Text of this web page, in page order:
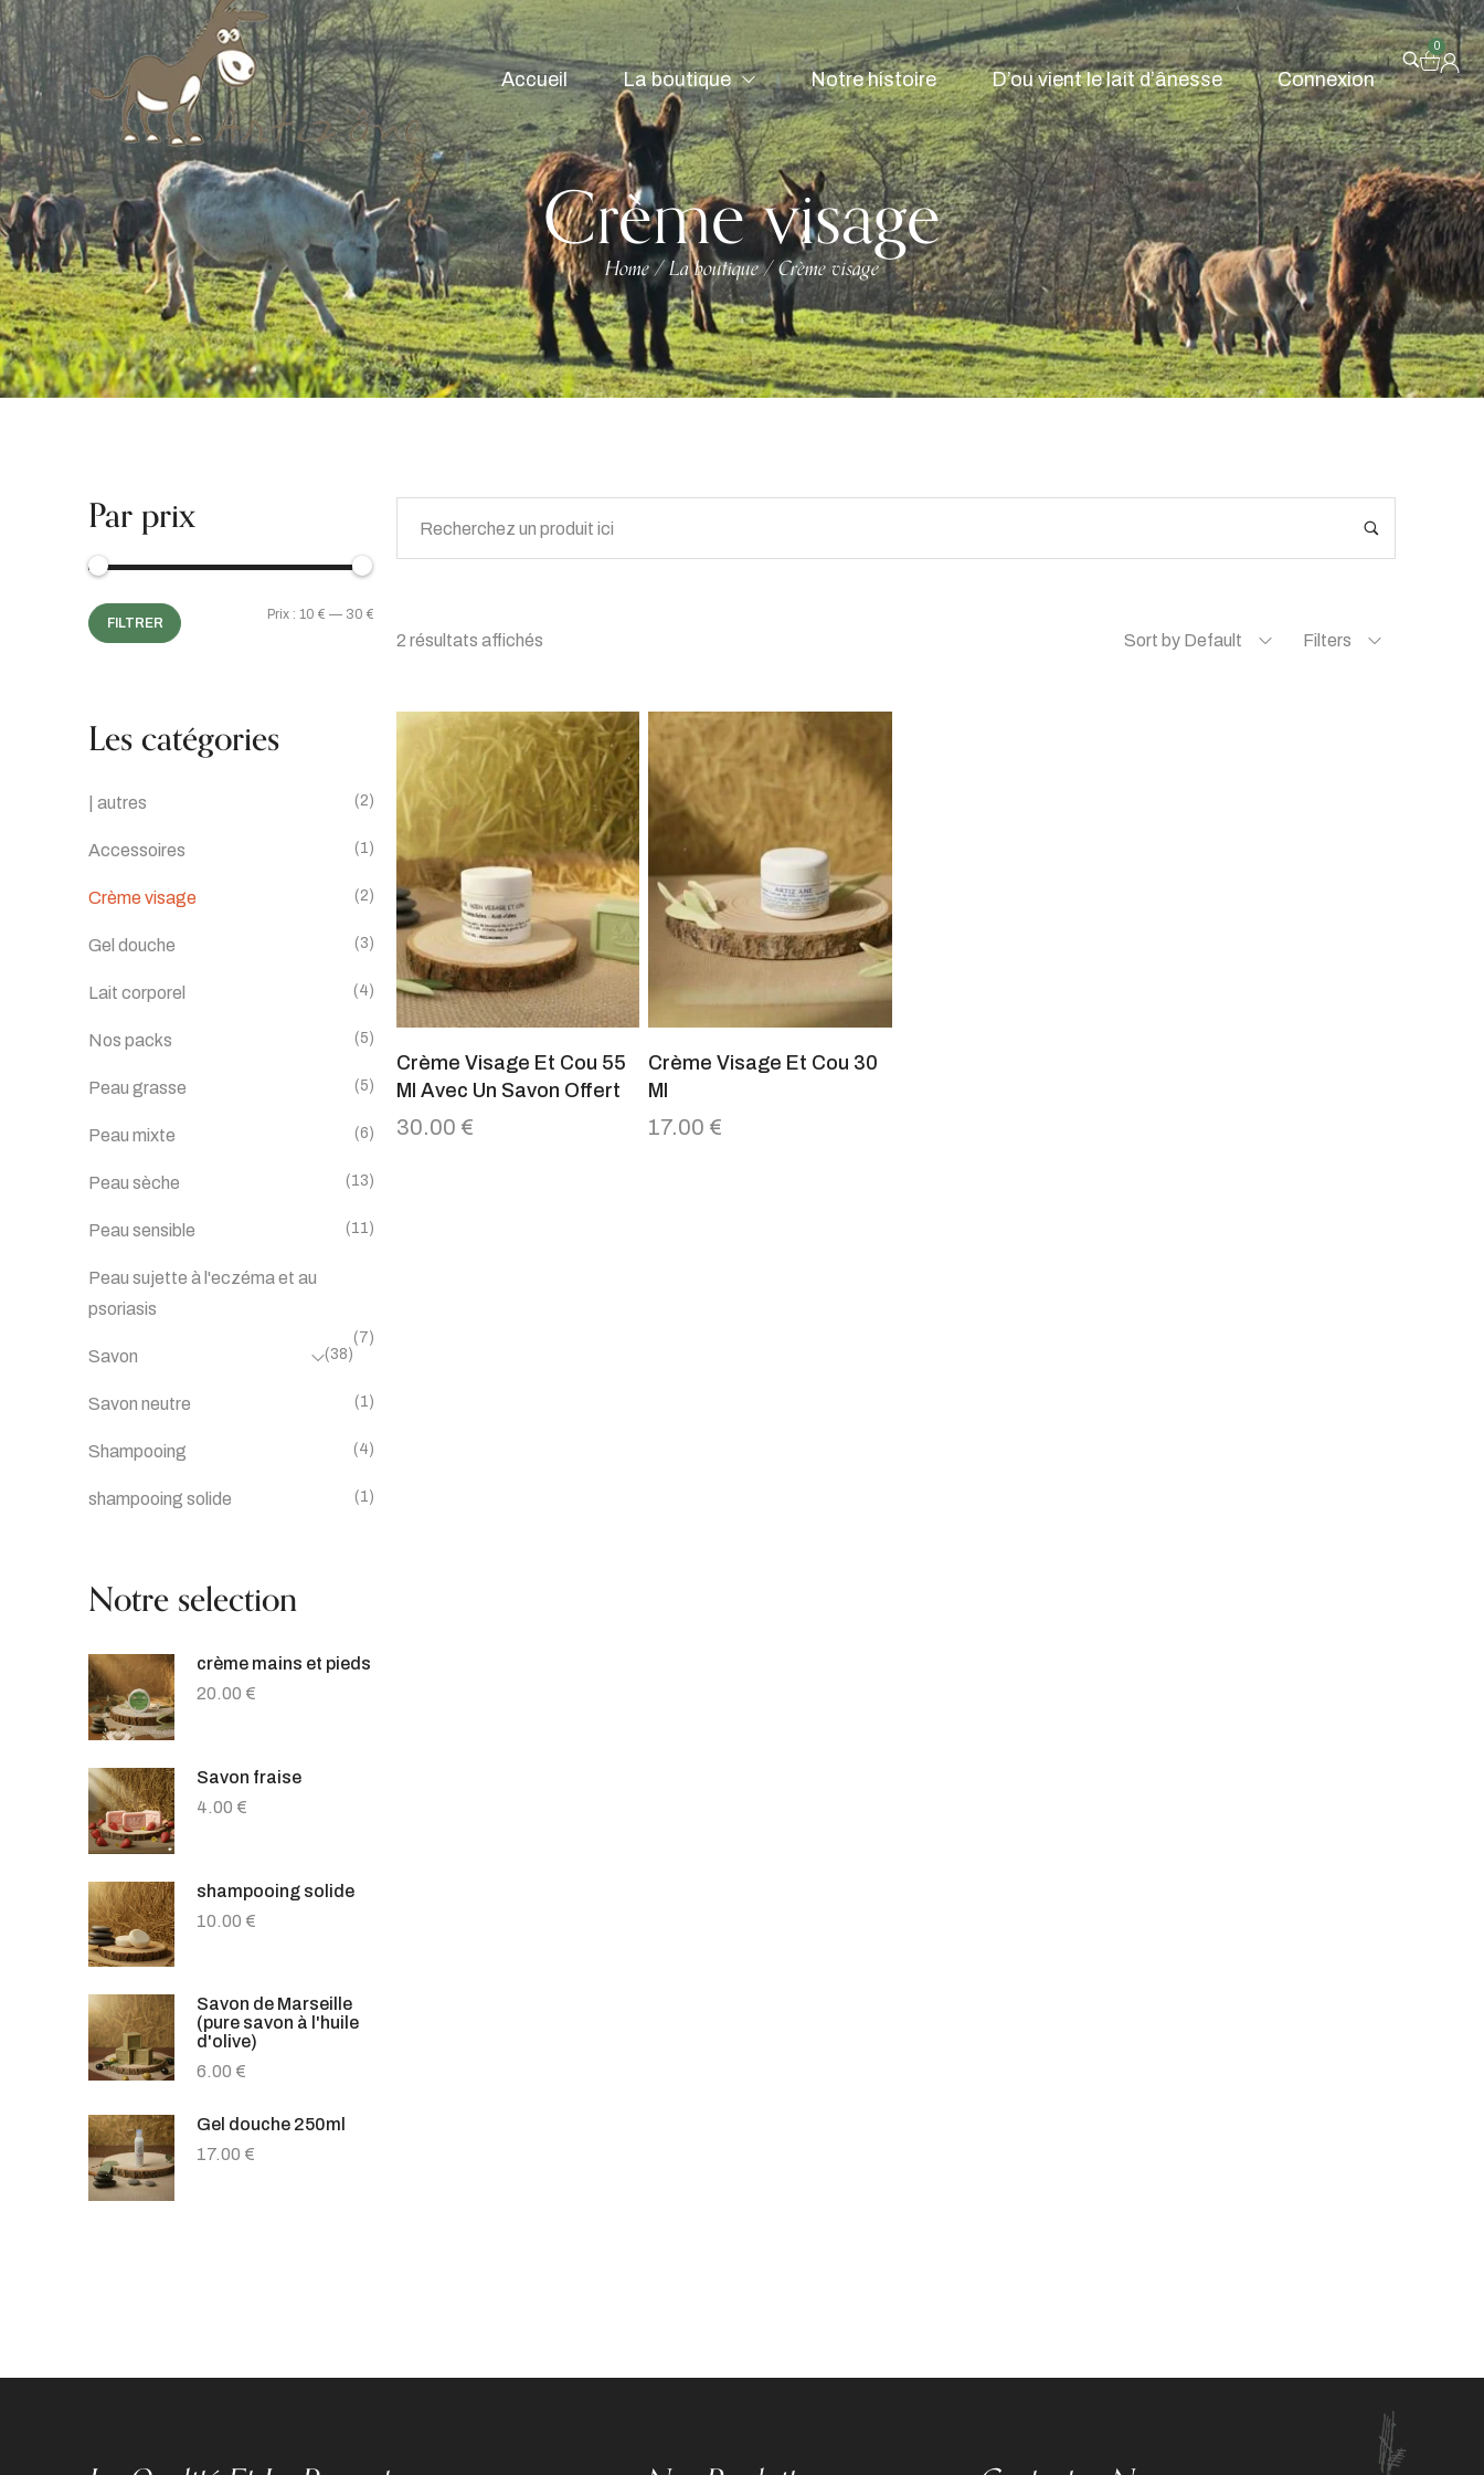
Accueil La boutique Notre histoire D’ou vient le lait d’ânesse Connexion
0
Crème visage
Home/La boutique/Crème visage
Par prix
FILTRER
Prix :10 € — 30 €
Les catégories
| autres (2)
Accessoires (1)
Crème visage (2)
Gel douche (3)
Lait corporel (4)
Nos packs (5)
Peau grasse (5)
Peau mixte (6)
Peau sèche (13)
Peau sensible (11)
Peau sujette à l'eczéma et au
psoriasis
(7)
Savon (38)
Savon neutre (1)
Shampooing (4)
shampooing solide (1)
Notre selection
crème mains et pieds
20.00 €
Savon fraise
4.00 €
shampooing solide
10.00 €
Savon de Marseille
(pure savon à l'huile
d'olive)
6.00 €
Gel douche 250ml
17.00 €
2 résultats affichés Sort by Default Filters
Crème Visage Et Cou 55
Ml Avec Un Savon Offert
30.00 €
Crème Visage Et Cou 30
Ml
17.00 €